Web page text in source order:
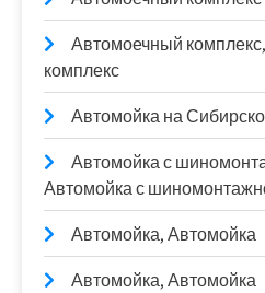
Автомоечный
комплекс
Автомойка на
Автомойка с
Автомойка с
Автомойка, Автомойка
Автомойка, Автомойка